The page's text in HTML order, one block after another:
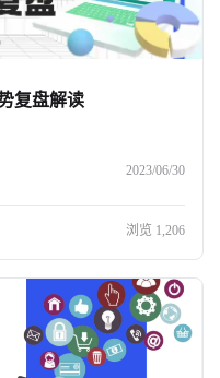
复盘解读
2023/06/30
浏览 1,206